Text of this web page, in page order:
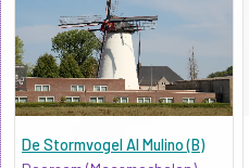
De Stormvogel Al Mulino (B)